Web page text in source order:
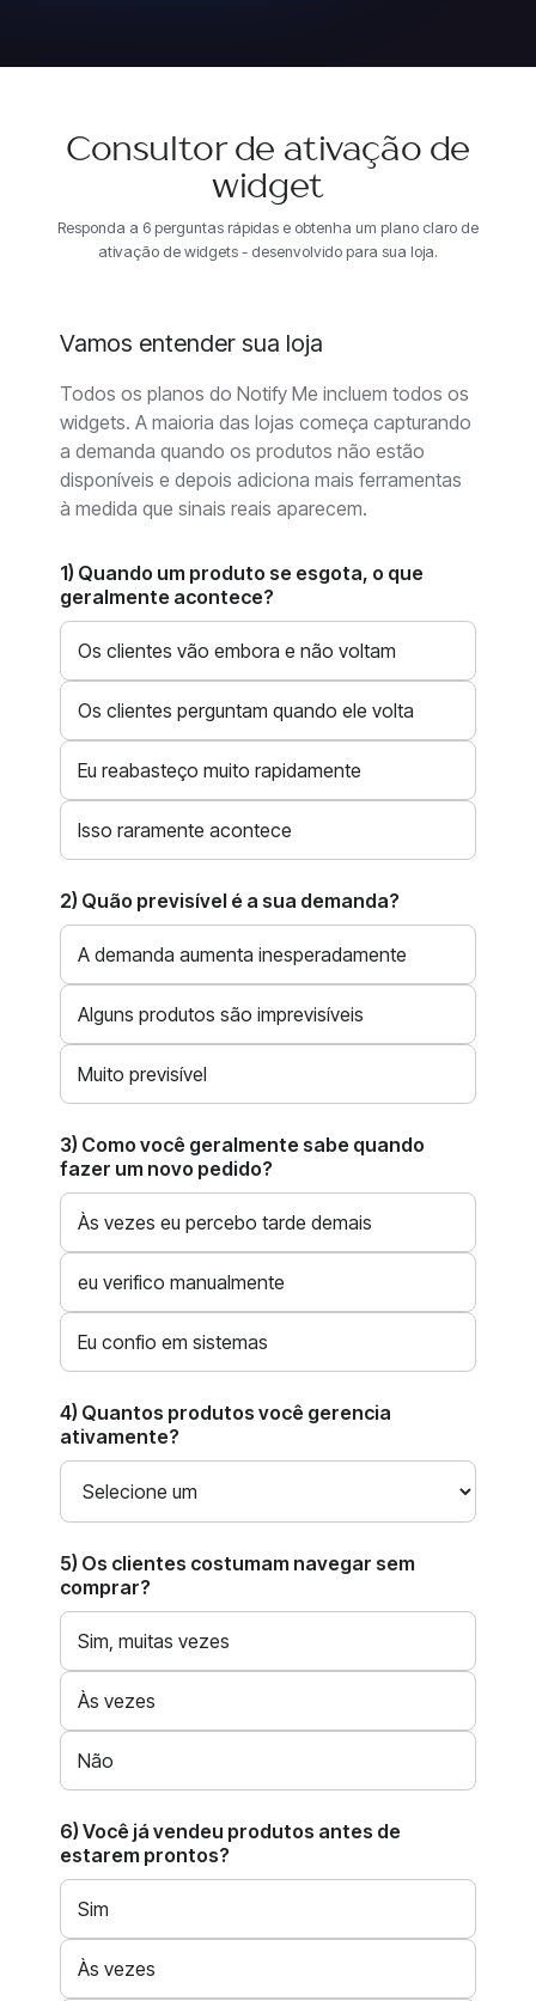
Consultor de ativação de
widget
Responda a 6 perguntas rápidas e obtenha um plano claro de
ativação de widgets - desenvolvido para sua loja.
Vamos entender sua loja
Todos os planos do Notify Me incluem todos os
widgets. A maioria das lojas começa capturando
a demanda quando os produtos não estão
disponíveis e depois adiciona mais ferramentas
à medida que sinais reais aparecem.
1) Quando um produto se esgota, o que
geralmente acontece?
Os clientes vão embora e não voltam
Os clientes perguntam quando ele volta
Eu reabasteço muito rapidamente
Isso raramente acontece
2) Quão previsível é a sua demanda?
A demanda aumenta inesperadamente
Alguns produtos são imprevisíveis
Muito previsível
3) Como você geralmente sabe quando
fazer um novo pedido?
Às vezes eu percebo tarde demais
eu verifico manualmente
Eu confio em sistemas
4) Quantos produtos você gerencia
ativamente?
5) Os clientes costumam navegar sem
comprar?
Sim, muitas vezes
Às vezes
Não
6) Você já vendeu produtos antes de
estarem prontos?
Sim
Às vezes